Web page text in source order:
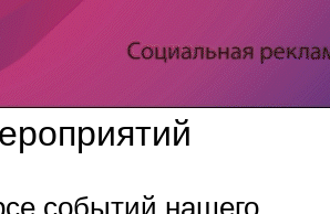
событий нашего